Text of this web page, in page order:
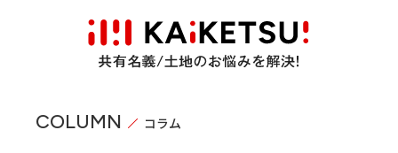
COLUMN コラム